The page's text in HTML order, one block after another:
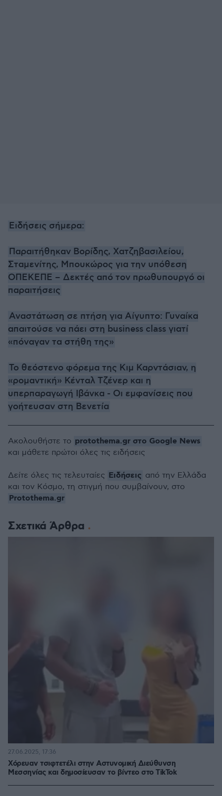
Ειδήσεις σήμερα:
Παραιτήθηκαν Βορίδης, Χατζηβασιλείου,
Σταμενίτης, Μπουκώρος για την υπόθεση
ΟΠΕΚΕΠΕ – Δεκτές από τον πρωθυπουργό οι
παραιτήσεις
Αναστάτωση σε πτήση για Αίγυπτο: Γυναίκα
απαιτούσε να πάει στη business class γιατί
«πόναγαν τα στήθη της»
Το θεόστενο φόρεμα της Κιμ Καρντάσιαν, η
«ρομαντική» Κένταλ Τζένερ και η
υπερπαραγωγή Ιβάνκα - Οι εμφανίσεις που
γοήτευσαν στη Βενετία
Σχετικά Άρθρα
Χόρευαν τσιφτετέλι στην Αστυνομική Διεύθυνση
Μεσσηνίας και δημοσίευσαν το βίντεο στο TikTok
27.06.2025, 17:36
Ακολουθήστε το protothema.gr στο Google News
και μάθετε πρώτοι όλες τις ειδήσεις
Δείτε όλες τις τελευταίες Ειδήσεις από την Ελλάδα
και τον Κόσμο, τη στιγμή που συμβαίνουν, στο
Protothema.gr